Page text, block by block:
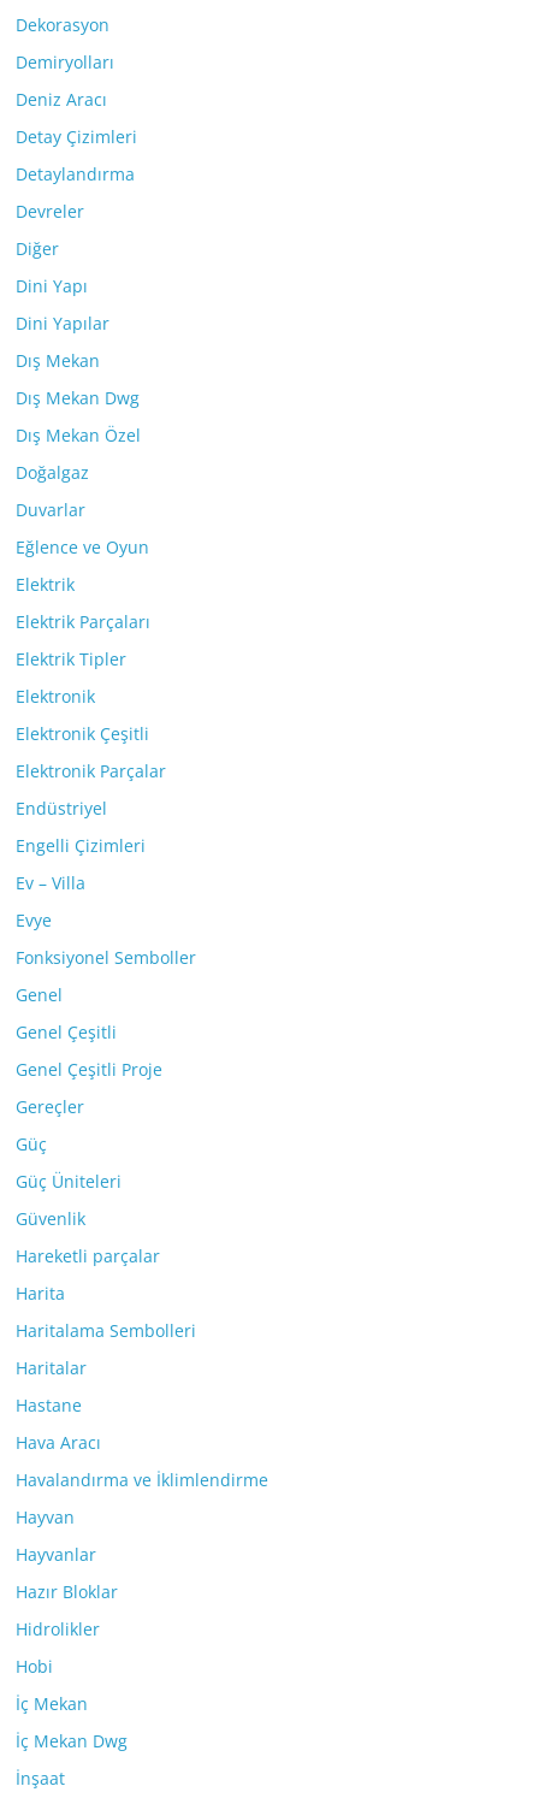
Dekorasyon
Demiryolları
Deniz Aracı
Detay Çizimleri
Detaylandırma
Devreler
Diğer
Dini Yapı
Dini Yapılar
Dış Mekan
Dış Mekan Dwg
Dış Mekan Özel
Doğalgaz
Duvarlar
Eğlence ve Oyun
Elektrik
Elektrik Parçaları
Elektrik Tipler
Elektronik
Elektronik Çeşitli
Elektronik Parçalar
Endüstriyel
Engelli Çizimleri
Ev – Villa
Evye
Fonksiyonel Semboller
Genel
Genel Çeşitli
Genel Çeşitli Proje
Gereçler
Güç
Güç Üniteleri
Güvenlik
Hareketli parçalar
Harita
Haritalama Sembolleri
Haritalar
Hastane
Hava Aracı
Havalandırma ve İklimlendirme
Hayvan
Hayvanlar
Hazır Bloklar
Hidrolikler
Hobi
İç Mekan
İç Mekan Dwg
İnşaat